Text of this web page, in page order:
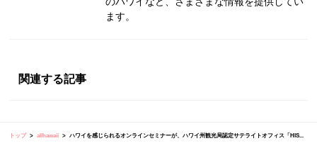
ます。
関連する記事
トップ allhawaii ハワイを感じられるオンラインセミナーが、ハワイ州観光局認定サテライトオフィス「HIS...